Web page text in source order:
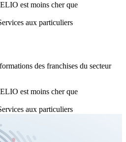
est moins cher que
aux particuliers
des franchises du secteur
est moins cher que
aux particuliers